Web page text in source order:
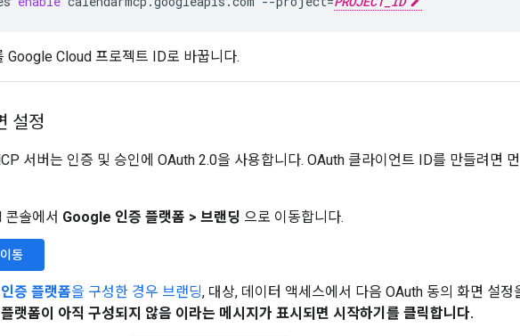
Google Cloud 프로젝트 ID로 바꿉니다.
설정
서버는 인증 및 승인에 OAuth 2.0을 사용합니다. OAuth 클라이언트 ID를 만들려면
콘솔에서 Google 인증 플랫폼 > 브랜딩 으로 이동합니다.
동
증 플랫폼을 구성한 경우 브랜딩, 대상, 데이터 액세스에서 다음 OAuth 동의 화면 설정
랫폼이 아직 구성되지 않음 이라는 메시지가 표시되면 시작하기 를 클릭합니다.